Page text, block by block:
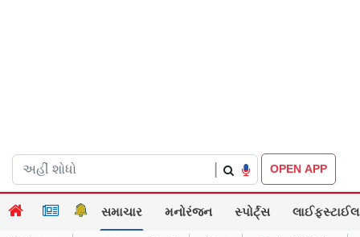
OPEN APP
સમાચાર મનોરંજન સ્પોર્ટ્સ લાઈફસ્ટાઈલ